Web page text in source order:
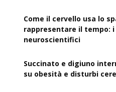
Come il cervello usa lo
rappresentare il tempo:
neuroscientifici
Succinato e digiuno
su obesità e disturbi